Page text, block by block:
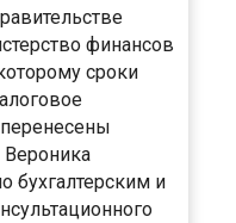
финансов
сроки
перенесены
Вероника
бухгалтерским и